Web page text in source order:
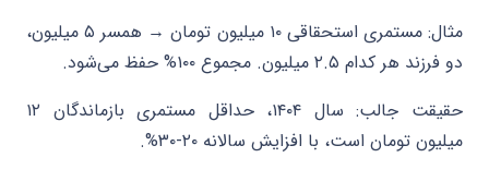
مثال: مستمری استحقاقی ۱۰ میلیون تومان → همسر ۵ میلیون،
دو فرزند هر کدام ۲.۵ میلیون. مجموع ۱۰۰% حفظ می‌شود.
حقیقت جالب: سال ۱۴۰۴، حداقل مستمری بازماندگان ۱۲
میلیون تومان است، با افزایش سالانه ۲۰-۳۰%.